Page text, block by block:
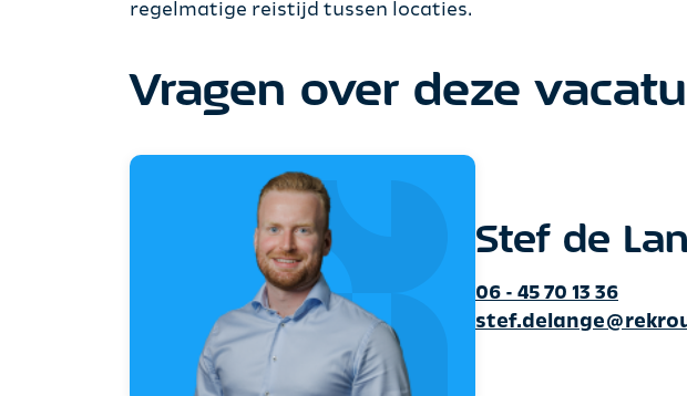
regelmatige reistijd tussen locaties.
Vragen over deze
Stef de
06 - 45 70 13 36